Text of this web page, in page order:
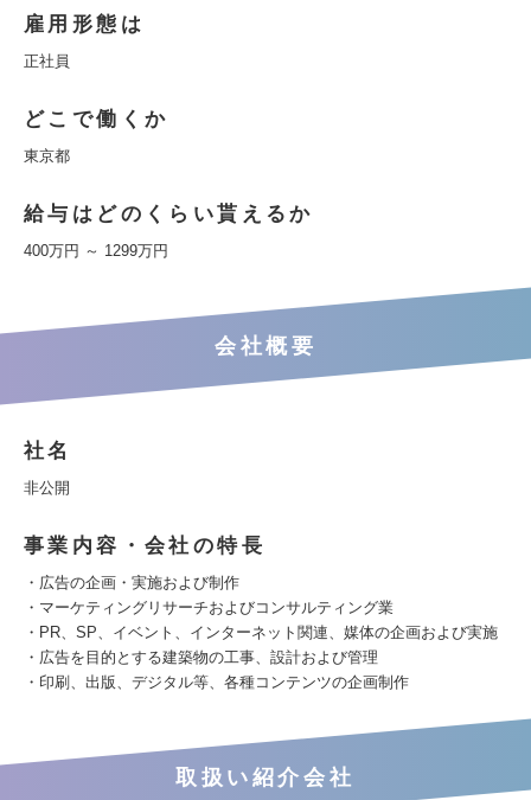
雇用形態は
正社員
どこで働くか
東京都
給与はどのくらい貰えるか
400万円 ～ 1299万円
会社概要
社名
非公開
事業内容・会社の特長
・広告の企画・実施および制作
・マーケティングリサーチおよびコンサルティング業
・PR、SP、イベント、インターネット関連、媒体の企画および実施
・広告を目的とする建築物の工事、設計および管理
・印刷、出版、デジタル等、各種コンテンツの企画制作
取扱い紹介会社